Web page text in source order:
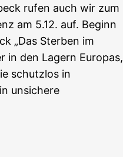
rufen auch wir zum
am 5.12. auf. Beginn
„Das Sterben im
in den Lagern Europas,
schutzlos in
unsichere